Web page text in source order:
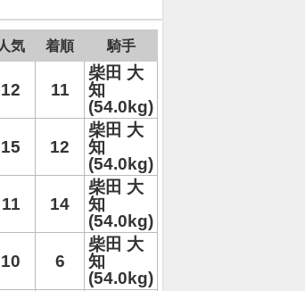
人気 着順 騎手
12 11
柴田 大
知
(54.0kg)
15 12
柴田 大
知
(54.0kg)
11 14
柴田 大
知
(54.0kg)
10 6
柴田 大
知
(54.0kg)